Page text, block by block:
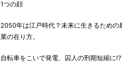
1つの顔
2050年は江戸時代？未来に生きるための
業の在り方。
自転車をこいで発電、囚人の刑期短縮に!?